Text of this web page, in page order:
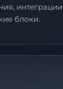
блоки.